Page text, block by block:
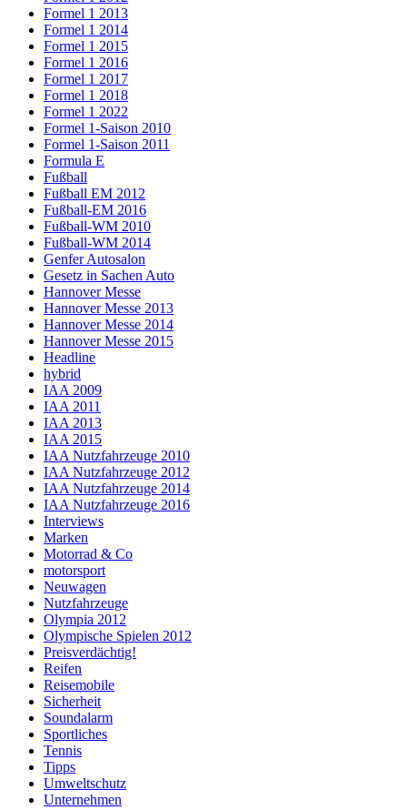
Formel 1 2013
Formel 1 2014
Formel 1 2015
Formel 1 2016
Formel 1 2017
Formel 1 2018
Formel 1 2022
Formel 1-Saison 2010
Formel 1-Saison 2011
Formula E
Fußball
Fußball EM 2012
Fußball-EM 2016
Fußball-WM 2010
Fußball-WM 2014
Genfer Autosalon
Gesetz in Sachen Auto
Hannover Messe
Hannover Messe 2013
Hannover Messe 2014
Hannover Messe 2015
Headline
hybrid
IAA 2009
IAA 2011
IAA 2013
IAA 2015
IAA Nutzfahrzeuge 2010
IAA Nutzfahrzeuge 2012
IAA Nutzfahrzeuge 2014
IAA Nutzfahrzeuge 2016
Interviews
Marken
Motorrad & Co
motorsport
Neuwagen
Nutzfahrzeuge
Olympia 2012
Olympische Spielen 2012
Preisverdächtig!
Reifen
Reisemobile
Sicherheit
Soundalarm
Sportliches
Tennis
Tipps
Umweltschutz
Unternehmen